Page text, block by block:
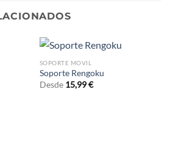
SOPORTE MOVIL
Soporte Rengoku
Desde 15,99€